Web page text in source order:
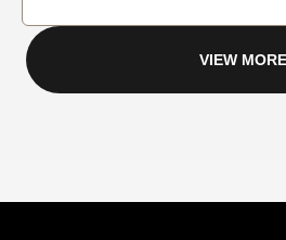
VIEW MORE